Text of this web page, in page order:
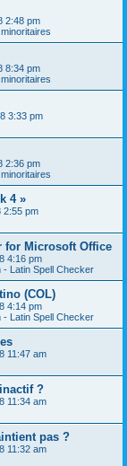
2:48 pm
8:34 pm
3:33 pm
2:36 pm
4 »
2:55 pm
for Microsoft Office
4:16 pm
Latin Spell Checker
(COL)
4:14 pm
Latin Spell Checker
11:47 am
?
11:34 am
pas ?
11:32 am